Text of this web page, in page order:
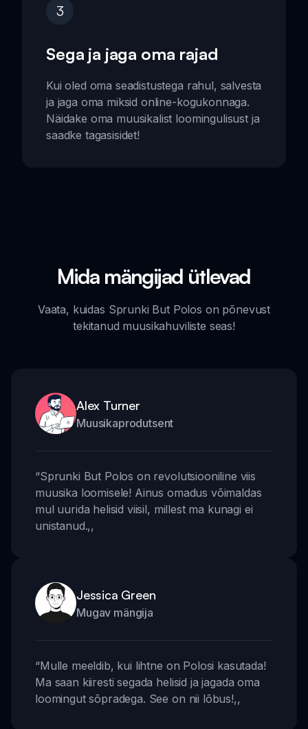
3
Sega ja jaga oma rajad
Kui oled oma seadistustega rahul, salvesta
ja jaga oma miksid online-kogukonnaga.
Näidake oma muusikalist loomingulisust ja
saadke tagasisidet!
Mida mängijad ütlevad
Vaata, kuidas Sprunki But Polos on põnevust
tekitanud muusikahuviliste seas!
Alex Turner
Muusikaprodutsent
“Sprunki But Polos on revolutsiooniline viis
muusika loomisele! Ainus omadus võimaldas
mul uurida helisid viisil, millest ma kunagi ei
unistanud.,,
Jessica Green
Mugav mängija
“Mulle meeldib, kui lihtne on Polosi kasutada!
Ma saan kiiresti segada helisid ja jagada oma
loomingut sõpradega. See on nii lõbus!,,